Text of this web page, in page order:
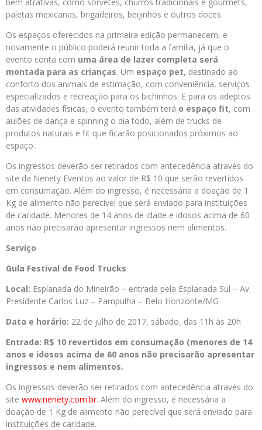
paletas mexicanas, brigadeiros, beijinhos e outros doces.
Os espaços oferecidos na primeira edição permanecem, e
novamente o público poderá reunir toda a família, já que o
evento conta com uma área de lazer completa será
montada para as crianças. Um espaço pet, destinado ao
conforto dos animais de estimação, com conveniência, serviços
especializados e recreação para os bichinhos. E para os adeptos
das atividades físicas, o evento também terá o espaço fit, com
aulões de dança e spinning o dia todo, além de trucks de
produtos naturais e fit que ficarão posicionados próximos ao
espaço.
Os ingressos deverão ser retirados com antecedência através do
site da Nenety Eventos ao valor de R$ 10 que serão revertidos
em consumação. Além do ingresso, é necessária a doação de 1
Kg de alimento não perecível que será enviado para instituições
de caridade. Menores de 14 anos de idade e idosos acima de 60
anos não precisarão apresentar ingressos nem alimentos.
Serviço
Gula Festival de Food Trucks
Local: Esplanada do Mineirão – entrada pela Esplanada Sul – Av.
Presidente Carlos Luz – Pampulha – Belo Horizonte/MG
Data e horário: 22 de julho de 2017, sábado, das 11h às 20h
Entrada: R$ 10 revertidos em consumação (menores de 14
anos e idosos acima de 60 anos não precisarão apresentar
ingressos e nem alimentos.
Os ingressos deverão ser retirados com antecedência através do
site www.nenety.com.br. Além do ingresso, é necessária a
doação de 1 Kg de alimento não perecível que será enviado para
instituições de caridade.